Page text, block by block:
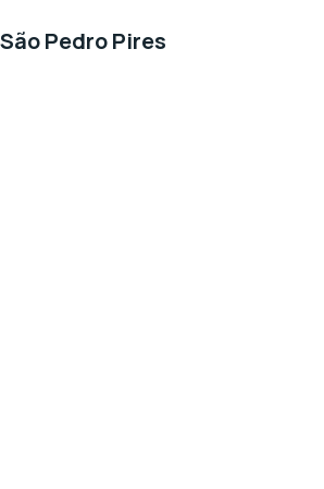
Pedro Pires